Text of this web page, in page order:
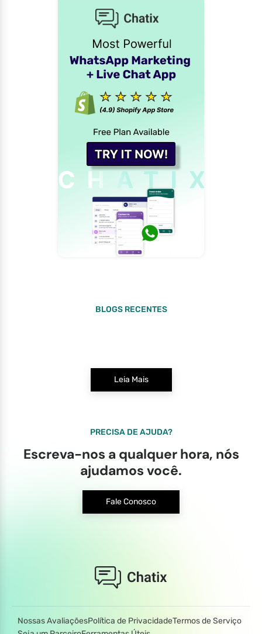
BLOGS RECENTES
Leia Mais
PRECISA DE AJUDA?
Escreva-nos a qualquer hora, nós
ajudamos você.
Fale Conosco
Nossas AvaliaçõesPolítica de PrivacidadeTermos de Serviço